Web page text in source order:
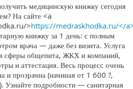
медицинскую книжку сегодня
На сайте <a
>https://medraskhodka.ru/</
книжку за 1 день: с полным
врача — даже без визита. Услуга
сферы общепита, ЖКХ и компаний,
и аттестация. Весь процесс очень
и прозрачна (начиная от 1 600 ?,
подробности — санитарная